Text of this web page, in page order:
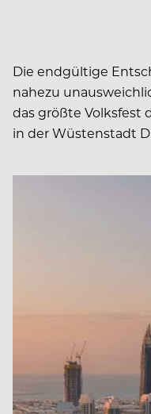
Die endgültige
nahezu
das größte Volksfest
in der Wüstenstadt